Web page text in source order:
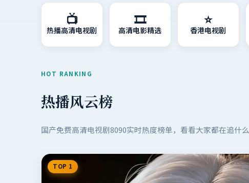
📺
热播高清电视剧
🎞️
高清电影精选
⭐
香港电视剧
HOT RANKING
热播风云榜
国产免费高清电视剧8090实时热度榜单，看看大家都在追什么
TOP 1